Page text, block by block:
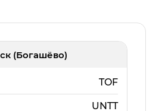
(Богашёво)
TOF
UNTT